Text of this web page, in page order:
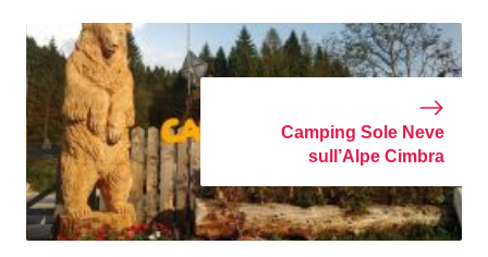
Camping Sole Neve
sull’Alpe Cimbra